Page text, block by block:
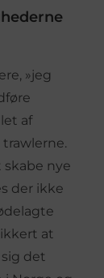
»jeg
af
skabe nye
der ikke
at
det